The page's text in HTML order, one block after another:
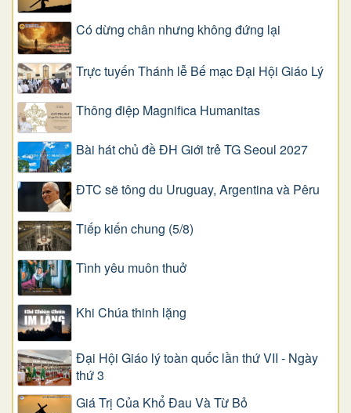
Có dừng chân nhưng không đứng lại
Trực tuyến Thánh lễ Bế mạc Đại Hội Giáo Lý
Thông điệp Magnifica Humanitas
Bài hát chủ đề ĐH Giới trẻ TG Seoul 2027
ĐTC sẽ tông du Uruguay, Argentina và Pêru
Tiếp kiến chung (5/8)
Tình yêu muôn thuở
Khi Chúa thinh lặng
Đại Hội Giáo lý toàn quốc lần thứ VII - Ngày
thứ 3
Giá Trị Của Khổ Ðau Và Từ Bỏ